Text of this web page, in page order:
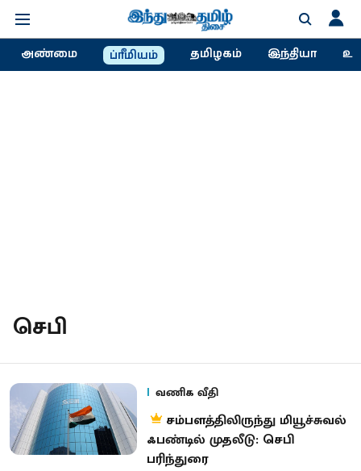
அண்மை ப்ரீமியம் தமிழகம் இந்தியா
செபி
வணிக வீதி
சம்பளத்திலிருந்து மியூச்சுவல்
ஃபண்டில் முதலீடு: செபி
பரிந்துரை